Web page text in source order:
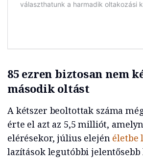
85 ezren biztosan nem
második oltást
A kétszer beoltottak száma
érte el azt az 5,5 milliót,
elérésekor, július elején életbe
lazítások legutóbbi jelentősebb